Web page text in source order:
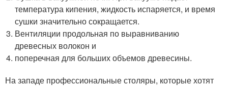
температура кипения, жидкость испаряется, и время
сушки значительно сокращается.
Вентиляции продольная по выравниванию
древесных волокон и
поперечная для больших объемов древесины.
На западе профессиональные столяры, которые хотят